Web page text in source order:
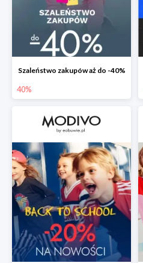
Szaleństwo zakupów aż do -40%
40%